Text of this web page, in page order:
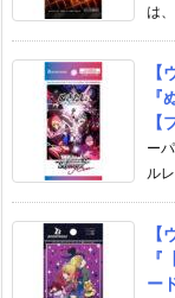
は
ー
ル
ー